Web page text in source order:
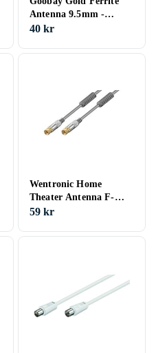
Antenna 9.5mm -
9.5mm M-F 2,5m
40 kr
Wentronic Home
Theater Antenna F-
Contact 2,5m
59 kr